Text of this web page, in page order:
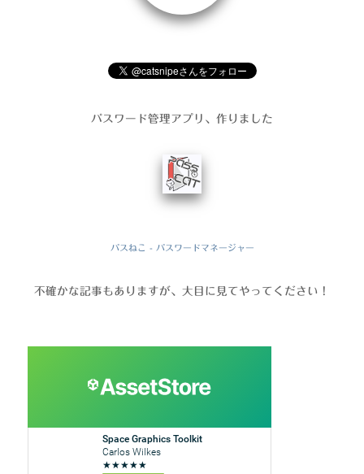
パスワード管理アプリ、作りました
パスねこ - パスワードマネージャー
不確かな記事もありますが、大目に見てやってください！